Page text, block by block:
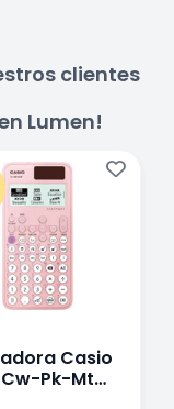
clientes
Lumen!
Casio
Pk-Mt